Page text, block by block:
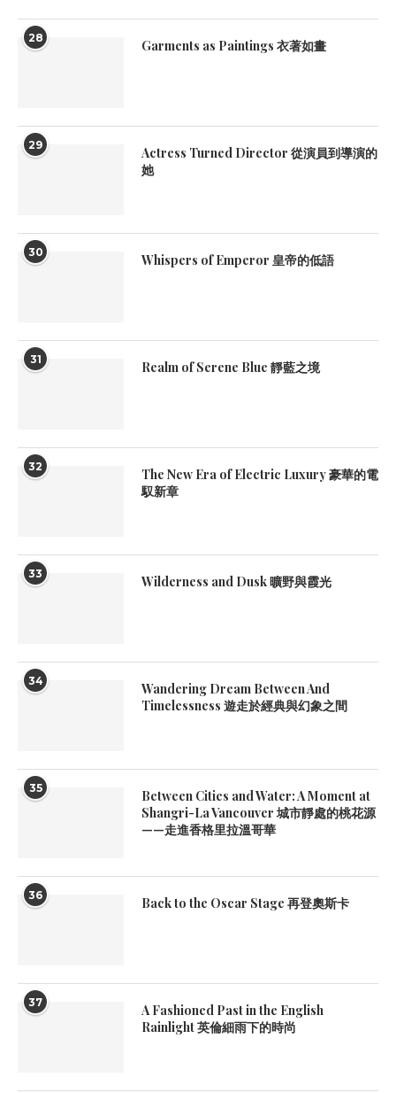
28 Garments as Paintings 衣著如畫
29
Actress Turned Director 從演員到導演的
她
30 Whispers of Emperor 皇帝的低語
31 Realm of Serene Blue 靜藍之境
32
The New Era of Electric Luxury 豪華的電
馭新章
33 Wilderness and Dusk 曠野與霞光
34
Wandering Dream Between And
Timelessness 遊走於經典與幻象之間
35
Between Cities and Water: A Moment at
Shangri-La Vancouver 城市靜處的桃花源
——走進香格里拉溫哥華
36 Back to the Oscar Stage 再登奧斯卡
37
A Fashioned Past in the English
Rainlight 英倫細雨下的時尚